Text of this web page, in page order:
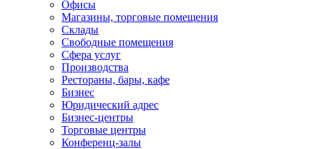
Офисы
Магазины, торговые помещения
Склады
Свободные помещения
Сфера услуг
Производства
Рестораны, бары, кафе
Бизнес
Юридический адрес
Бизнес-центры
Торговые центры
Конференц-залы